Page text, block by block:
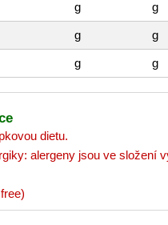
g g
g g
g g
dietu.
alergeny jsou ve složení